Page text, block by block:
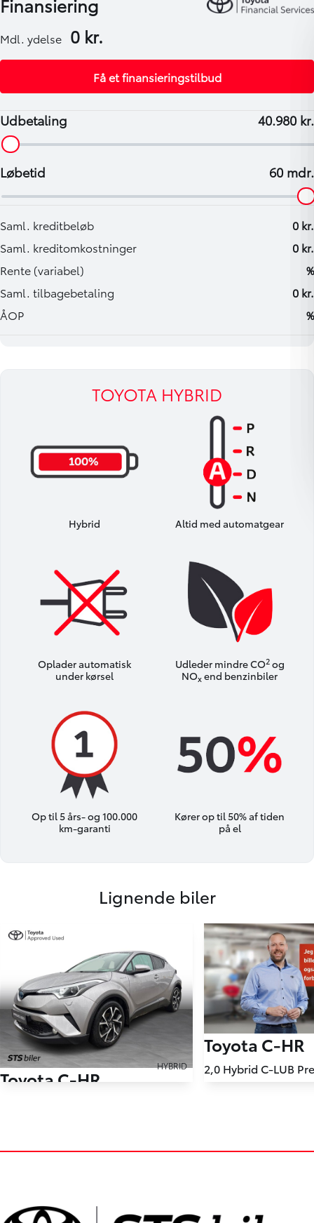
TOYOTA HYBRID
Hybrid Altid med automatgear
Oplader automatisk
under kørsel
Udleder mindre CO2og
NOxend benzinbiler
Op til 5 års- og 100.000
km-garanti
Kører op til 50% af tiden
på el
Lignende biler
HYBRID
Toyota C-HR
FINANSIERING
Toyota C-HR
KONTANT